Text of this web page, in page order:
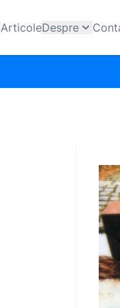
ArticoleDespre